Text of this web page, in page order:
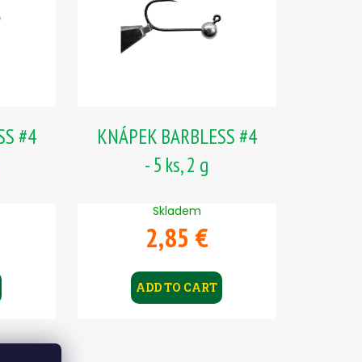
#4
KNÁPEK BARBLESS #4
- 5 ks, 2 g
Skladem
2,85 €
ADD TO CART